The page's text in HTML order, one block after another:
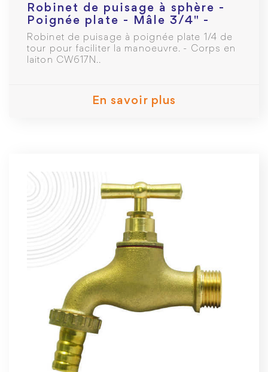
Robinet de puisage à sphère -
Poignée plate - Mâle 3/4" -
Raccord au nez 1
Robinet de puisage à poignée plate 1/4 de
tour pour faciliter la manoeuvre. - Corps en
laiton CW617N..
En savoir plus